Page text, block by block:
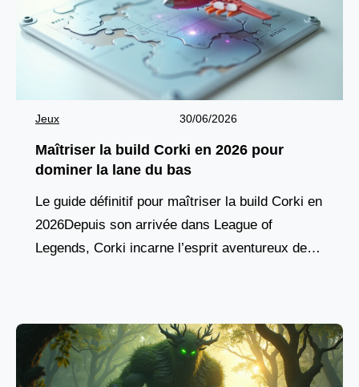
Jeux 30/06/2026
Maîtriser la build Corki en 2026 pour
dominer la lane du bas
Le guide définitif pour maîtriser la build Corki en
2026Depuis son arrivée dans League of
Legends, Corki incarne l’esprit aventureux des